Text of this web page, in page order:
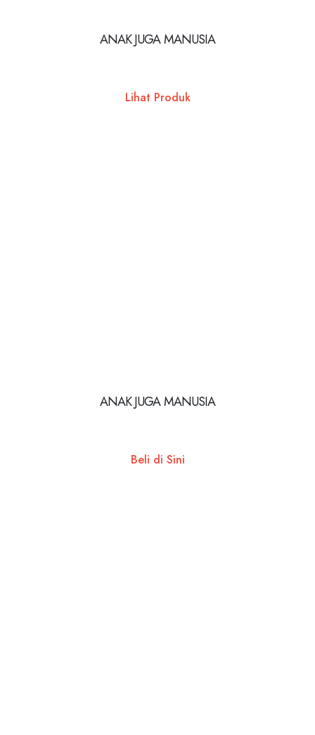
ANAK JUGA MANUSIA
Lihat Produk
ANAK JUGA MANUSIA
Beli di Sini